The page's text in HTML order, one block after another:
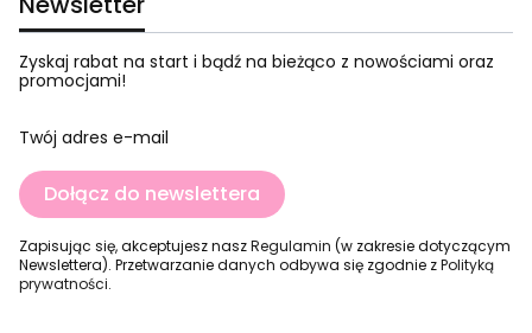
Zyskaj rabat na start i bądź na bieżąco z nowościami oraz
promocjami!
Twój adres e-mail
Dołącz do newslettera
Zapisując się, akceptujesz naszRegulamin (w zakresie dotyczącym
Newslettera). Przetwarzanie danych odbywa się zgodnie zPolityką
prywatności.